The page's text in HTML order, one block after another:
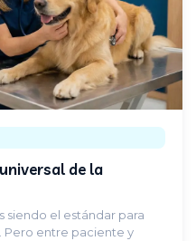
de la
siendo el estándar para
Pero entre paciente y